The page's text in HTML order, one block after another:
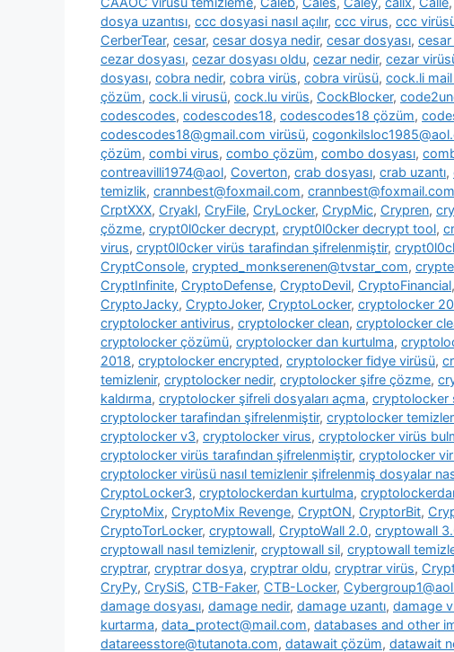
dosya uzantısı, ccc dosyasi nasıl açılır, ccc virus, ccc
CerberTear, cesar, cesar dosya nedir, cesar dosyası,
cezar dosyası, cezar dosyası oldu, cezar nedir, cezar
dosyası, cobra nedir, cobra virüs, cobra virüsü, cock.li
çözüm, cock.li virusü, cock.lu virüs, CockBlocker,
codescodes, codescodes18, codescodes18 çözüm,
codescodes18@gmail.com virüsü,
çözüm, combi virus, combo çözüm, combo dosyası,
contreavilli1974@aol, Coverton, crab dosyası, crab uzantı,
temizlik, crannbest@foxmail.com,
CrptXXX, Cryakl, CryFile, CryLocker, CrypMic, Crypren,
çözme, crypt0l0cker decrypt, crypt0l0cker decrypt tool,
virus, crypt0l0cker virüs tarafindan şifrelenmiştir,
CryptConsole, crypted_monkserenen@tvstar_com,
CryptInfinite, CryptoDefense, CryptoDevil, CryptoFinancial,
CryptoJacky, CryptoJoker, CryptoLocker, cryptolocker
cryptolocker antivirus, cryptolocker clean, cryptolocker
cryptolocker çözümü, cryptolocker dan kurtulma,
2018, cryptolocker encrypted, cryptolocker fidye virüsü,
temizlenir, cryptolocker nedir, cryptolocker şifre çözme,
kaldırma, cryptolocker şifreli dosyaları açma, cryptolocker
cryptolocker tarafindan şifrelenmiştir, cryptolocker
cryptolocker v3, cryptolocker virus, cryptolocker virüs
cryptolocker virüs tarafından şifrelenmiştir, cryptolocker
cryptolocker virüsü nasıl temizlenir şifrelenmiş dosyalar
CryptoLocker3, cryptolockerdan kurtulma,
CryptoMix, CryptoMix Revenge, CryptON, CryptorBit,
CryptoTorLocker, cryptowall, CryptoWall 2.0, cryptowall
cryptowall nasıl temizlenir, cryptowall sil, cryptowall
cryptrar, cryptrar dosya, cryptrar oldu, cryptrar virüs,
CryPy, CrySiS, CTB-Faker, CTB-Locker,
damage dosyası, damage nedir, damage uzantı, damage
kurtarma, data_protect@mail.com, databases and other
datareesstore@tutanota.com, datawait çözüm, datawait